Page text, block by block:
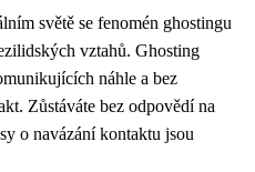
světě se fenomén ghostingu
vztahů. Ghosting
náhle a bez
Zůstáváte bez odpovědí na
o navázání kontaktu jsou